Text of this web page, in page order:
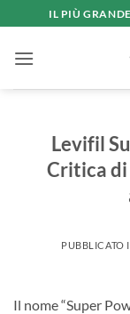
ai
contenuti
IL PIÙ
Levifil
Critica di
PUBBLICATO
Il nome “Super